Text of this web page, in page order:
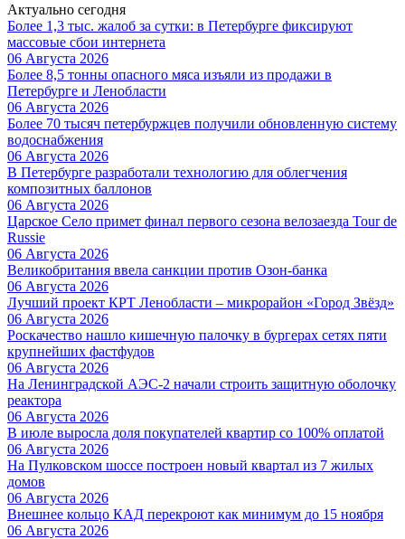
Актуально сегодня
Более 1,3 тыс. жалоб за сутки: в Петербурге фиксируют
массовые сбои интернета
06 Августа 2026
Более 8,5 тонны опасного мяса изъяли из продажи в
Петербурге и Ленобласти
06 Августа 2026
Более 70 тысяч петербуржцев получили обновленную систему
водоснабжения
06 Августа 2026
В Петербурге разработали технологию для облегчения
композитных баллонов
06 Августа 2026
Царское Село примет финал первого сезона велозаезда Tour de
Russie
06 Августа 2026
Великобритания ввела санкции против Озон-банка
06 Августа 2026
Лучший проект КРТ Ленобласти – микрорайон «Город Звёзд»
06 Августа 2026
Роскачество нашло кишечную палочку в бургерах сетях пяти
крупнейших фастфудов
06 Августа 2026
На Ленинградской АЭС-2 начали строить защитную оболочку
реактора
06 Августа 2026
В июле выросла доля покупателей квартир со 100% оплатой
06 Августа 2026
На Пулковском шоссе построен новый квартал из 7 жилых
домов
06 Августа 2026
Внешнее кольцо КАД перекроют как минимум до 15 ноября
06 Августа 2026